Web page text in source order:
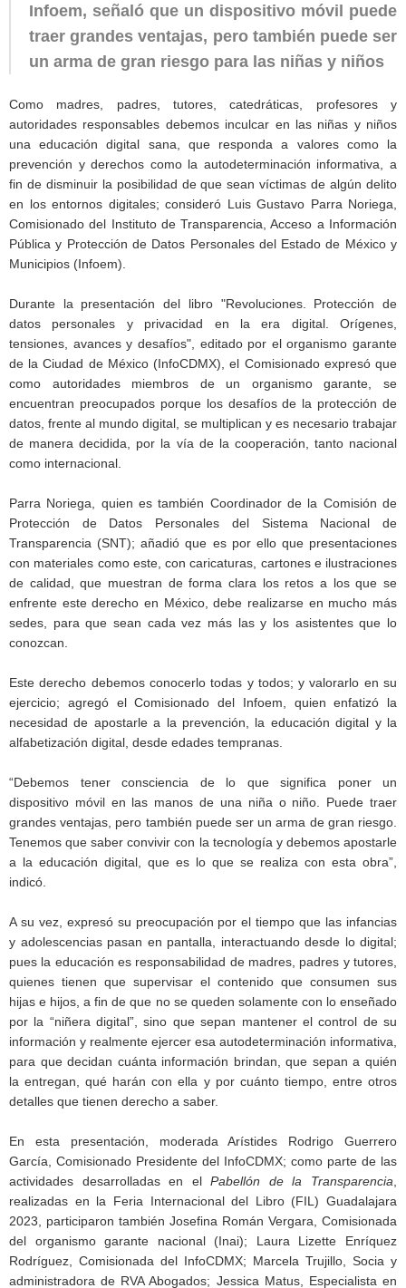
Infoem, señaló que un dispositivo móvil puede
traer grandes ventajas, pero también puede ser
un arma de gran riesgo para las niñas y niños
Como madres, padres, tutores, catedráticas, profesores y
autoridades responsables debemos inculcar en las niñas y niños
una educación digital sana, que responda a valores como la
prevención y derechos como la autodeterminación informativa, a
fin de disminuir la posibilidad de que sean víctimas de algún delito
en los entornos digitales; consideró Luis Gustavo Parra Noriega,
Comisionado del Instituto de Transparencia, Acceso a Información
Pública y Protección de Datos Personales del Estado de México y
Municipios (Infoem).
Durante la presentación del libro "Revoluciones. Protección de
datos personales y privacidad en la era digital. Orígenes,
tensiones, avances y desafíos", editado por el organismo garante
de la Ciudad de México (InfoCDMX), el Comisionado expresó que
como autoridades miembros de un organismo garante, se
encuentran preocupados porque los desafíos de la protección de
datos, frente al mundo digital, se multiplican y es necesario trabajar
de manera decidida, por la vía de la cooperación, tanto nacional
como internacional.
Parra Noriega, quien es también Coordinador de la Comisión de
Protección de Datos Personales del Sistema Nacional de
Transparencia (SNT); añadió que es por ello que presentaciones
con materiales como este, con caricaturas, cartones e ilustraciones
de calidad, que muestran de forma clara los retos a los que se
enfrente este derecho en México, debe realizarse en mucho más
sedes, para que sean cada vez más las y los asistentes que lo
conozcan.
Este derecho debemos conocerlo todas y todos; y valorarlo en su
ejercicio; agregó el Comisionado del Infoem, quien enfatizó la
necesidad de apostarle a la prevención, la educación digital y la
alfabetización digital, desde edades tempranas.
“Debemos tener consciencia de lo que significa poner un
dispositivo móvil en las manos de una niña o niño. Puede traer
grandes ventajas, pero también puede ser un arma de gran riesgo.
Tenemos que saber convivir con la tecnología y debemos apostarle
a la educación digital, que es lo que se realiza con esta obra”,
indicó.
A su vez, expresó su preocupación por el tiempo que las infancias
y adolescencias pasan en pantalla, interactuando desde lo digital;
pues la educación es responsabilidad de madres, padres y tutores,
quienes tienen que supervisar el contenido que consumen sus
hijas e hijos, a fin de que no se queden solamente con lo enseñado
por la “niñera digital”, sino que sepan mantener el control de su
información y realmente ejercer esa autodeterminación informativa,
para que decidan cuánta información brindan, que sepan a quién
la entregan, qué harán con ella y por cuánto tiempo, entre otros
detalles que tienen derecho a saber.
En esta presentación, moderada Arístides Rodrigo Guerrero
García, Comisionado Presidente del InfoCDMX; como parte de las
actividades desarrolladas en elPabellón de la Transparencia
realizadas en la Feria Internacional del Libro (FIL) Guadalajara
2023, participaron también Josefina Román Vergara, Comisionada
del organismo garante nacional (Inai); Laura Lizette Enríquez
Rodríguez, Comisionada del InfoCDMX; Marcela Trujillo, Socia y
administradora de RVA Abogados; Jessica Matus, Especialista en